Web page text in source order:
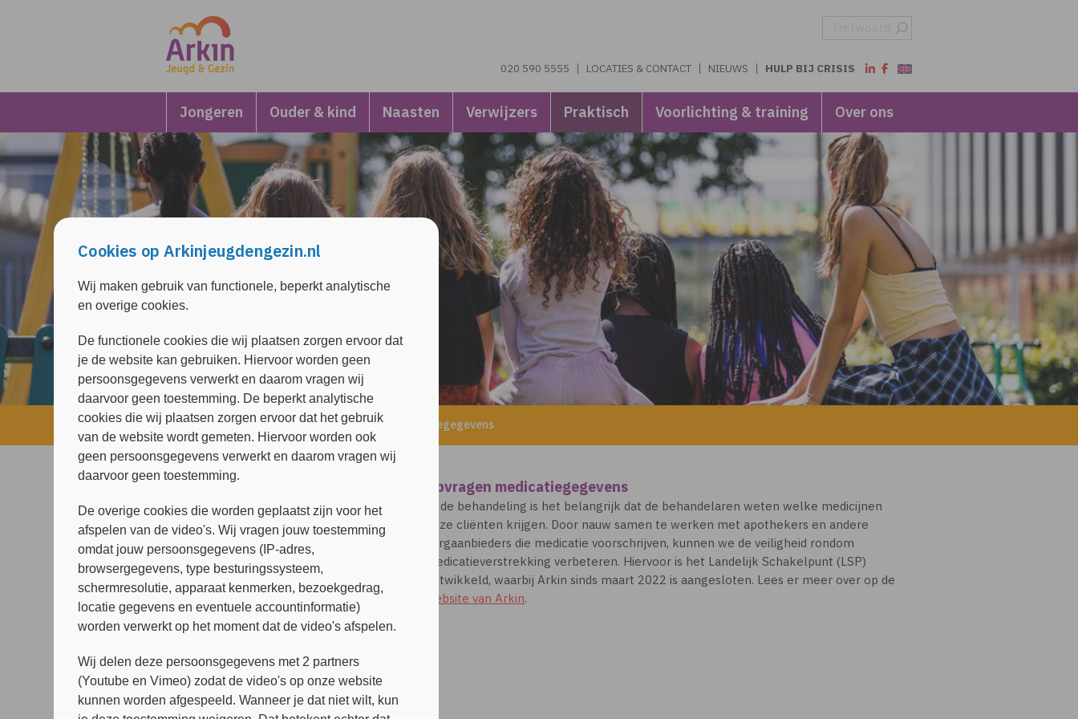
020 590 5555 LOCATIES & CONTACT NIEUWS HULP BIJ CRISIS
Jongeren Ouder & kind Naasten Verwijzers Praktisch Voorlichting & training Over ons
Home»Praktische informatie»Opvragen medicatiegegevens
Digitale zorg
Hoe meld ik me aan?
Opvragen medicatiegegevens
Voor het eerste gesprek
Veelgestelde vragen
Wat kost een behandeling?
Contact
Opvragen medicatiegegevens
In de behandeling is het belangrijk dat de behandelaren weten welke medicijnen
onze cliënten krijgen. Door nauw samen te werken met apothekers en andere
zorgaanbieders die medicatie voorschrijven, kunnen we de veiligheid rondom
medicatieverstrekking verbeteren. Hiervoor is het Landelijk Schakelpunt (LSP)
ontwikkeld, waarbij Arkin sinds maart 2022 is aangesloten. Lees er meer over op de
website van Arkin.
Cookies op Arkinjeugdengezin.nl
Wij maken gebruik van functionele, beperkt analytische
en overige cookies.
De functionele cookies die wij plaatsen zorgen ervoor dat
je de website kan gebruiken. Hiervoor worden geen
persoonsgegevens verwerkt en daarom vragen wij
daarvoor geen toestemming. De beperkt analytische
cookies die wij plaatsen zorgen ervoor dat het gebruik
van de website wordt gemeten. Hiervoor worden ook
geen persoonsgegevens verwerkt en daarom vragen wij
daarvoor geen toestemming.
De overige cookies die worden geplaatst zijn voor het
afspelen van de video's. Wij vragen jouw toestemming
omdat jouw persoonsgegevens (IP-adres,
browsergegevens, type besturingssysteem,
schermresolutie, apparaat kenmerken, bezoekgedrag,
locatie gegevens en eventuele accountinformatie)
worden verwerkt op het moment dat de video's afspelen.
Wij delen deze persoonsgegevens met 2 partners
(Youtube en Vimeo) zodat de video's op onze website
kunnen worden afgespeeld. Wanneer je dat niet wilt, kun